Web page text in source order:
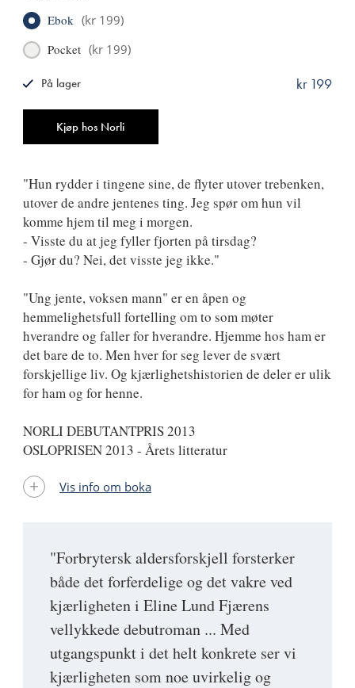
Ebok (kr 199)
Pocket (kr 199)
Kjøp hos Norli
kr 199
På lager
"Forbrytersk aldersforskjell forsterker
både det forferdelige og det vakre ved
kjærligheten i Eline Lund Fjærens
vellykkede debutroman ... Med
utgangspunkt i det helt konkrete ser vi
kjærligheten som noe uvirkelig og
"Hun rydder i tingene sine, de flyter utover trebenken,
utover de andre jentenes ting. Jeg spør om hun vil
komme hjem til meg i morgen.
- Visste du at jeg fyller fjorten på tirsdag?
- Gjør du? Nei, det visste jeg ikke."
"Ung jente, voksen mann" er en åpen og
hemmelighetsfull fortelling om to som møter
hverandre og faller for hverandre. Hjemme hos ham er
det bare de to. Men hver for seg lever de svært
forskjellige liv. Og kjærlighetshistorien de deler er ulik
for ham og for henne.
NORLI DEBUTANTPRIS 2013
OSLOPRISEN 2013 - Årets litteratur
Vis info om boka